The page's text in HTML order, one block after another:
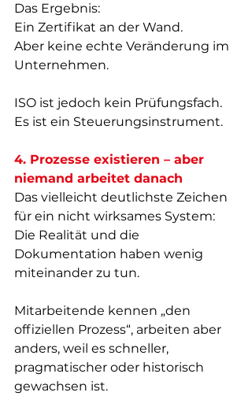
Das Ergebnis:
Ein Zertifikat an der Wand.
Aber keine echte Veränderung im
Unternehmen.
ISO ist jedoch kein Prüfungsfach.
Es ist ein Steuerungsinstrument.
4. Prozesse existieren – aber
niemand arbeitet danach
Das vielleicht deutlichste Zeichen
für ein nicht wirksames System:
Die Realität und die
Dokumentation haben wenig
miteinander zu tun.
Mitarbeitende kennen „den
offiziellen Prozess“, arbeiten aber
anders, weil es schneller,
pragmatischer oder historisch
gewachsen ist.